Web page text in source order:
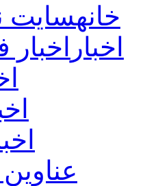
خانهسایت
اخبار